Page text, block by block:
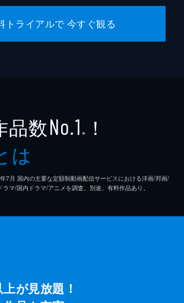
トライアルで 今すぐ観る
品数No.1 ※ ！
は
7⽉ 国内の主要な定額制動画配信サービスにおける洋画/邦画/
マ/国内ドラマ/アニメを調査。別途、有料作品あり。
が見放題！